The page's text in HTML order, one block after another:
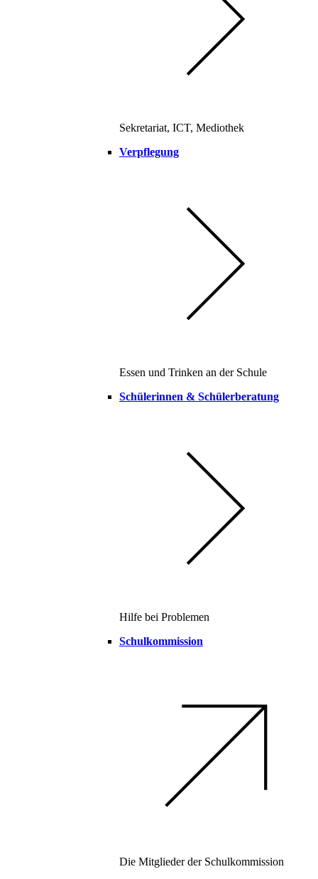
Sekretariat, ICT, Mediothek
Verpflegung
Essen und Trinken an der Schule
Schülerinnen & Schülerberatung
Hilfe bei Problemen
Schulkommission
Die Mitglieder der Schulkommission